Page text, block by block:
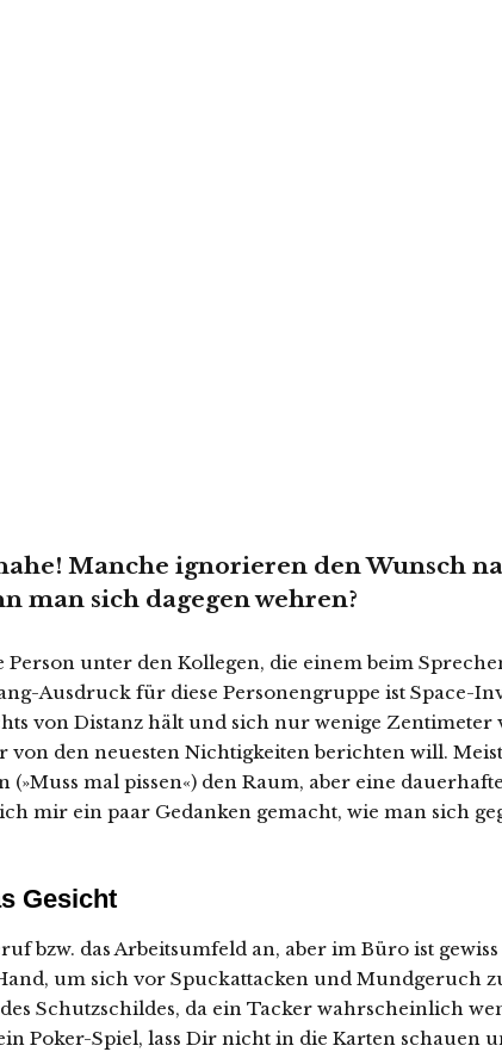
Manche ignorieren den Wunsch
man sich dagegen wehren?
Person unter den Kollegen, die einem beim
Ausdruck für diese Personengruppe ist Space-
von Distanz hält und sich nur wenige Zentimeter
von den neuesten Nichtigkeiten berichten will.
mal pissen«) den Raum, aber eine
mir ein paar Gedanken gemacht, wie man sich
Gesicht
bzw. das Arbeitsumfeld an, aber im Büro ist
um sich vor Spuckattacken und Mundgeruch
Schutzschildes, da ein Tacker wahrscheinlich
Poker-Spiel, lass Dir nicht in die Karten schauen